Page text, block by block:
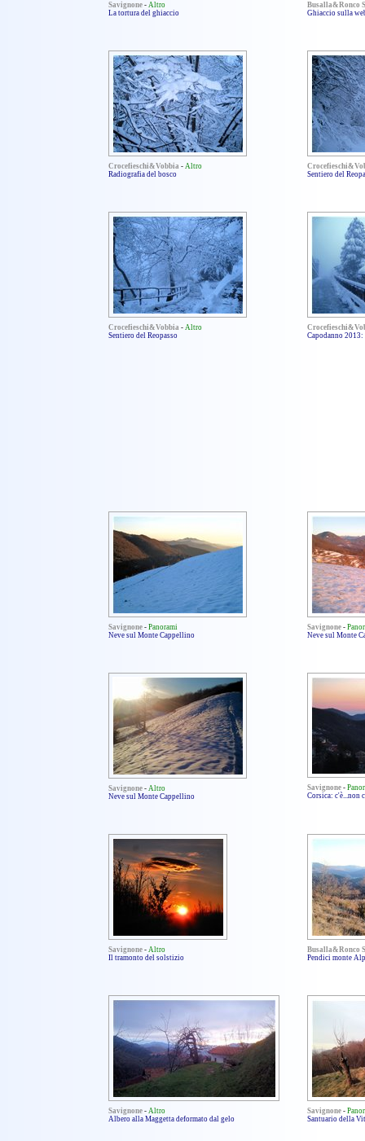
Savignone - Altro
La tortura del ghiaccio
Busalla&Ronco
Ghiaccio sulla
Crocefieschi&Vobbia - Altro
Radiografia del bosco
Sentiero del
Crocefieschi&Vobbia - Altro
Sentiero del Reopasso
Capodanno 2013:
Savignone - Panorami
Neve sul Monte Cappellino
Savignone -
Neve sul Monte
Savignone - Altro
Neve sul Monte Cappellino
Savignone -
Corsica: c'è...non
Savignone - Altro
Il tramonto del solstizio
Busalla&Ronco
Pendici monte
Savignone - Altro
Albero alla Maggetta deformato dal gelo
Savignone -
Santuario della